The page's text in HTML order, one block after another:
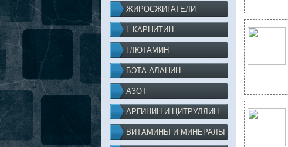
ЖИРОСЖИГАТЕЛИ
L-КАРНИТИН
ГЛЮТАМИН
БЭТА-АЛАНИН
АЗОТ
АРГИНИН И ЦИТРУЛЛИН
ВИТАМИНЫ И МИНЕРАЛЫ